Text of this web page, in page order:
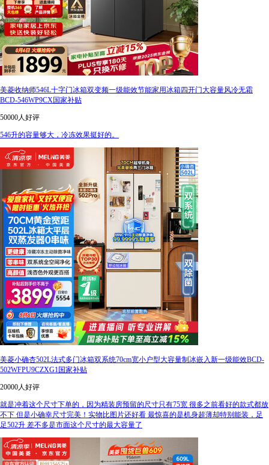
美菱收纳师546L十字门冰箱双变频一级能效节能家用冰箱四开门大容量风冷无霜
BCD-546WP9CX国家补贴
50000人好评
546升的容量够大，冷冻效果挺好的。
美菱小确杏502L法式多门冰箱双系统70cm宽小户型大容量制冰嵌入新一级能效BCD-
502WFPU9CZXG1国家补贴
20000人好评
就是冲着这个尺寸下单的，因为精装房预留的尺寸只有75宽 很多之前看好的款式都放
不下 但是小确幸尺寸完美！实物比图片还好看 最惊喜的是机身超薄却特别能装，足
足502升 差不多是市面这个尺寸的最大容量了